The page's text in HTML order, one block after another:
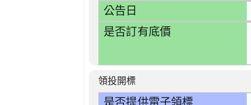
公告日
是否訂有底價
領投開標